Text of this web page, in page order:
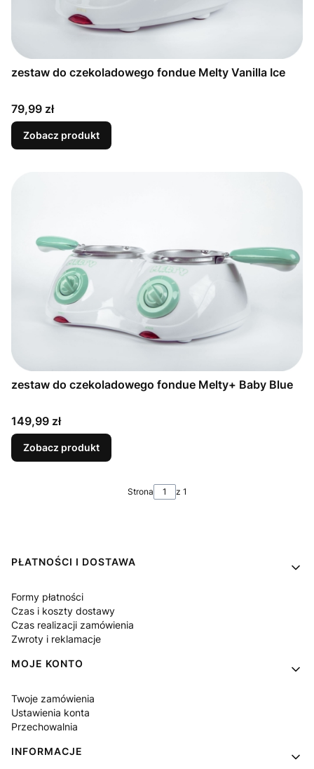
zestaw do czekoladowego fondue Melty Vanilla Ice
Cena
79,99 zł
Zobacz produkt
zestaw do czekoladowego fondue Melty+ Baby Blue
Cena
149,99 zł
Zobacz produkt
Strona z 1
Linki w stopce
PŁATNOŚCI I DOSTAWA
Formy płatności
Czas i koszty dostawy
Czas realizacji zamówienia
Zwroty i reklamacje
MOJE KONTO
Twoje zamówienia
Ustawienia konta
Przechowalnia
INFORMACJE